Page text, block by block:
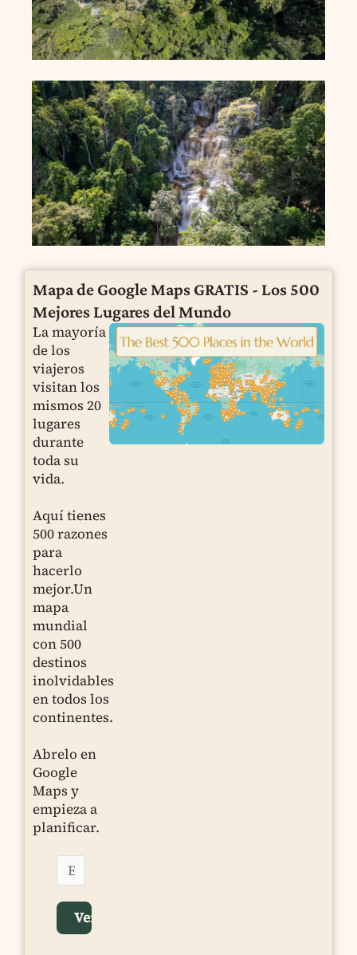
Mapa de Google Maps GRATIS - Los 500
Mejores Lugares del Mundo
La mayoría
de los
viajeros
visitan los
mismos 20
lugares
durante
toda su
vida.
Aquí tienes
500 razones
para
hacerlo
mejor.Un
mapa
mundial
con 500
destinos
inolvidables
en todos los
continentes.
Abrelo en
Google
Maps y
empieza a
planificar.